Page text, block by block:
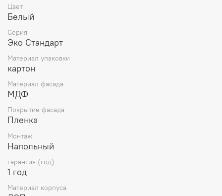
Цвет
Белый
Серия
Эко Стандарт
Материал упаковки
картон
Материал фасада
МДФ
Покрытие фасада
Пленка
Монтаж
Напольный
гарантия (год)
1 год
Материал корпуса